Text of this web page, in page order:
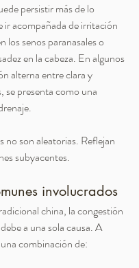
persistir más de lo
ir acompañada de irritación
los senos paranasales o
en la cabeza. En algunos
alterna entre clara y
se presenta como una
no son aleatorias. Reflejan
subyacentes.
involucrados
china, la congestión
a una sola causa. A
combinación de: